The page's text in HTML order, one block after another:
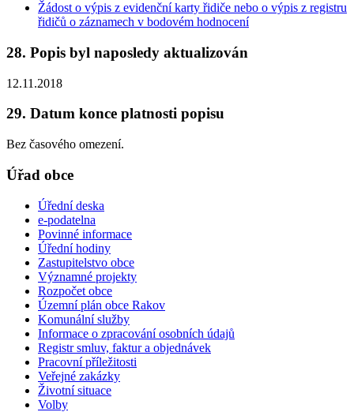
Žádost o výpis z evidenční karty řidiče nebo o výpis z registru
řidičů o záznamech v bodovém hodnocení
28. Popis byl naposledy aktualizován
12.11.2018
29. Datum konce platnosti popisu
Bez časového omezení.
Úřad obce
Úřední deska
e-podatelna
Povinné informace
Úřední hodiny
Zastupitelstvo obce
Významné projekty
Rozpočet obce
Územní plán obce Rakov
Komunální služby
Informace o zpracování osobních údajů
Registr smluv, faktur a objednávek
Pracovní příležitosti
Veřejné zakázky
Životní situace
Volby